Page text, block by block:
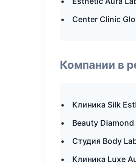
Center Clinic
Компании в
Клиника Silk
Beauty
Студия Body
Клиника Luxe